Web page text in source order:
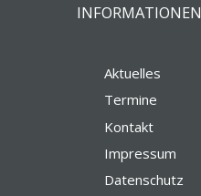
INFORMATIONEN
Aktuelles
Termine
Kontakt
Impressum
Datenschutz